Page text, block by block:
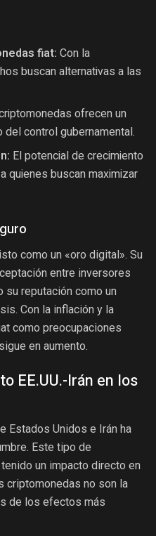
fiat: Con la
buscan alternativas a las
ofrecen un
control gubernamental.
El potencial de crecimiento
quienes buscan maximizar
como un «oro digital». Su
entre inversores
reputación como un
Con la inflación y la
como preocupaciones
en aumento.
EE.UU.-Irán en los
Estados Unidos e Irán ha
Este tipo de
un impacto directo en
criptomonedas no son la
de los efectos más